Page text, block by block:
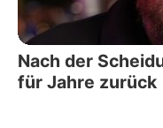
Nach der
für Jahre zurück